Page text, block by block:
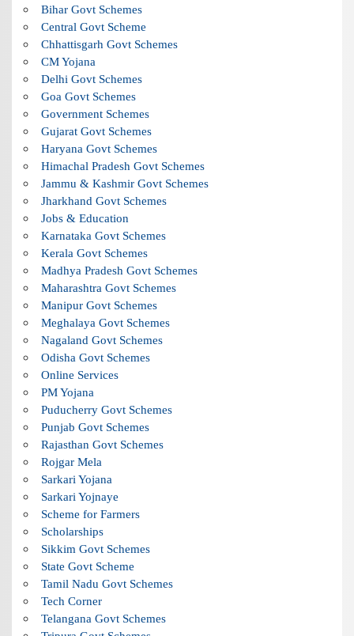
Bihar Govt Schemes
Central Govt Scheme
Chhattisgarh Govt Schemes
CM Yojana
Delhi Govt Schemes
Goa Govt Schemes
Government Schemes
Gujarat Govt Schemes
Haryana Govt Schemes
Himachal Pradesh Govt Schemes
Jammu & Kashmir Govt Schemes
Jharkhand Govt Schemes
Jobs & Education
Karnataka Govt Schemes
Kerala Govt Schemes
Madhya Pradesh Govt Schemes
Maharashtra Govt Schemes
Manipur Govt Schemes
Meghalaya Govt Schemes
Nagaland Govt Schemes
Odisha Govt Schemes
Online Services
PM Yojana
Puducherry Govt Schemes
Punjab Govt Schemes
Rajasthan Govt Schemes
Rojgar Mela
Sarkari Yojana
Sarkari Yojnaye
Scheme for Farmers
Scholarships
Sikkim Govt Schemes
State Govt Scheme
Tamil Nadu Govt Schemes
Tech Corner
Telangana Govt Schemes